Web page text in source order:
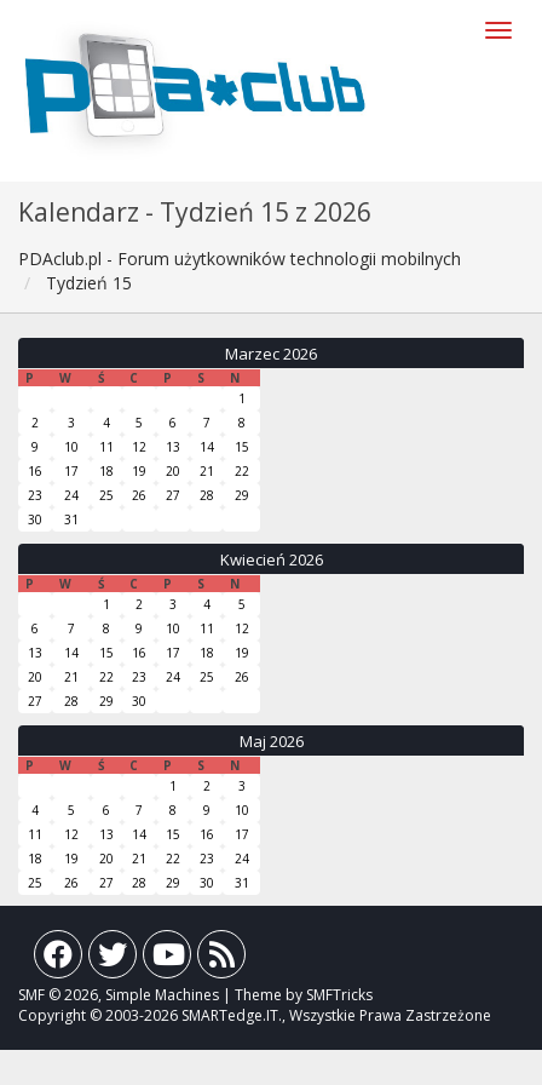
Kalendarz - Tydzień 15 z 2026
PDAclub.pl - Forum użytkowników technologii mobilnych
Tydzień 15
Marzec 2026
P W Ś C P S
N
1
2
3 4 5 6 7
8
9
10 11 12 13 14
15
16
17 18 19 20 21
22
23
24 25 26 27 28
29
30
31
Kwiecień 2026
P W Ś C P S
N
1
2 3 4
5
6
7 8 9 10 11
12
13
14 15 16 17 18
19
20
21 22 23 24 25
26
27
28 29 30
Maj 2026
P W Ś C P S
N
1
2
3
4
5 6 7 8 9
10
11
12 13 14 15 16
17
18
19 20 21 22 23
24
25
26 27 28 29 30 31
SMF © 2026, Simple Machines | Theme by SMFTricks
Copyright © 2003-2026 SMARTedge.IT., Wszystkie Prawa Zastrzeżone